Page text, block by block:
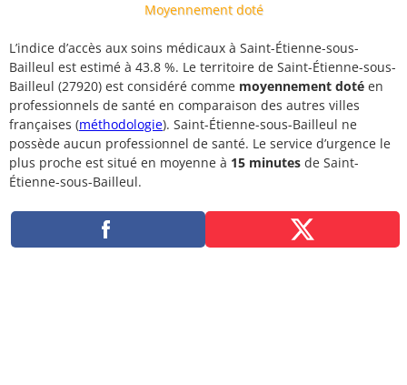
Moyennement doté
L’indice d’accès aux soins médicaux à Saint-Étienne-sous-
Bailleul est estimé à 43.8 %. Le territoire de Saint-Étienne-sous-
Bailleul (27920) est considéré comme moyennement doté en
professionnels de santé en comparaison des autres villes
françaises (méthodologie). Saint-Étienne-sous-Bailleul ne
possède aucun professionnel de santé. Le service d’urgence le
plus proche est situé en moyenne à 15 minutes de Saint-
Étienne-sous-Bailleul.